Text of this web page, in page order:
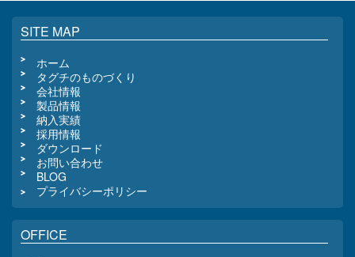
SITE MAP
ホーム
タグチのものづくり
会社情報
製品情報
納入実績
採用情報
ダウンロード
お問い合わせ
BLOG
プライバシーポリシー
OFFICE